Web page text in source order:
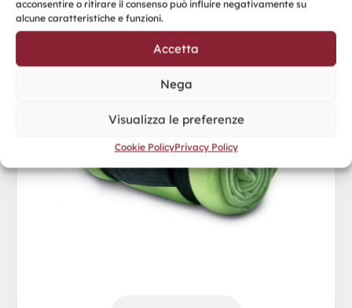
acconsentire o ritirare il consenso può influire negativamente su
alcune caratteristiche e funzioni.
Accetta
Nega
Visualizza le preferenze
Cookie PolicyPrivacy Policy